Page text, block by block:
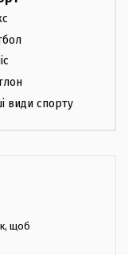
види спорту
щоб